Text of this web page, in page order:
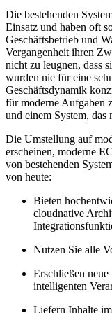
Die bestehenden
Einsatz und haben oft
Geschäftsbetrieb und
Vergangenheit ihren
nicht zu leugnen, dass
wurden nie für eine
Geschäftsdynamik
für moderne Aufgaben
und einem System, das
Die Umstellung auf
erscheinen, moderne
von bestehenden
von heute:
Bieten
cloudnative
Nutzen Sie alle
Erschließen
intelligenten
Liefern Inhalte